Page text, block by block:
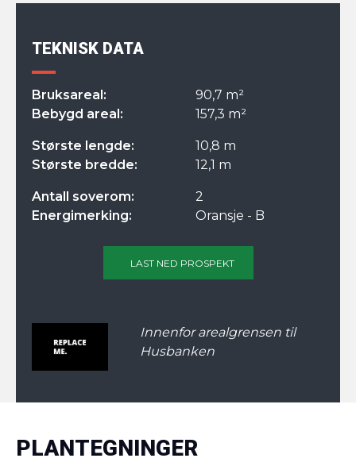
TEKNISK DATA
Bruksareal:
90,7 m²
Bebygd areal:
157,3 m²
Største lengde:
10,8 m
Største bredde:
12,1 m
Antall soverom:
2
Energimerking:
Oransje - B
LAST NED PROSPEKT
Innenfor arealgrensen til
Husbanken
PLANTEGNINGER